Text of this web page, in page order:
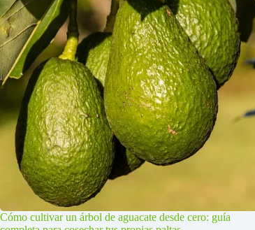
Cómo cultivar un árbol de aguacate desde cero: guía